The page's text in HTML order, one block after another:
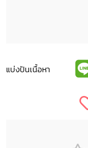
แบ่งปันเนื้อหา